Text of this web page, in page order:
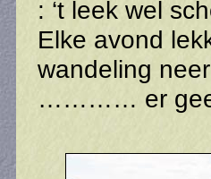
: ‘t leek wel
Elke avond
wandeling
………… er geen